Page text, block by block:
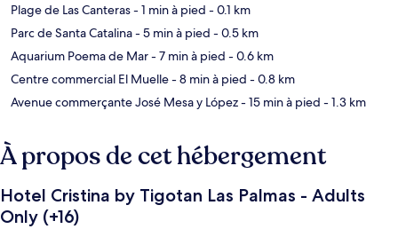
Plage de Las Canteras- 1 min à pied - 0.1 km
Parc de Santa Catalina- 5 min à pied - 0.5 km
Aquarium Poema de Mar- 7 min à pied - 0.6 km
Centre commercial El Muelle- 8 min à pied - 0.8 km
Avenue commerçante José Mesa y López- 15 min à pied - 1.3 km
À propos de cet hébergement
Hotel Cristina by Tigotan Las Palmas - Adults
Only (+16)